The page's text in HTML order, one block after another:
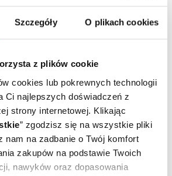
Szczegóły O plikach cookies
z plików cookie
cookies lub pokrewnych technologii
Ci najlepszych doświadczeń z
strony internetowej. Klikając
” zgodzisz się na wszystkie pliki
nam na zadbanie o Twój komfort
zakupów na podstawie Twoich
nawyków oraz dopasowania
i jak radzić sobie z jego